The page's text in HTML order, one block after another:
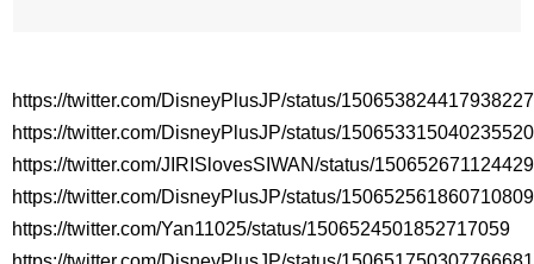
いでしょ？” Big News TV
定…“台本を見た瞬間惹かれた” 20180123
幻の王女チャミョンゴ エンディング
[Fan MV]七日の王妃(7일의 왕비)OST – 정기고 (Junggigo) – 그
리고 그려도 (Miss You In My Heart)
https://twitter.com/DisneyPlusJP/status/
https://twitter.com/DisneyPlusJP/status/
https://twitter.com/JIRISlovesSIWAN/status/
https://twitter.com/DisneyPlusJP/status/
https://twitter.com/Yan11025/status/1506524501852717059